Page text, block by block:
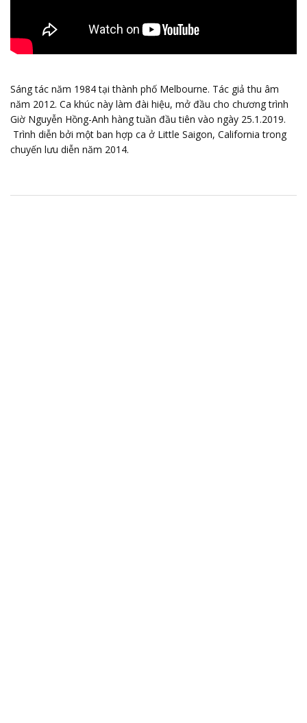
Sáng tác năm 1984 tại thành phố Melbourne. Tác giả thu âm
năm 2012. Ca khúc này làm đài hiệu, mở đầu cho chương trình
Giờ Nguyễn Hồng-Anh hàng tuần đầu tiên vào ngày 25.1.2019.
Trình diễn bởi một ban hợp ca ở Little Saigon, California trong
chuyến lưu diễn năm 2014.